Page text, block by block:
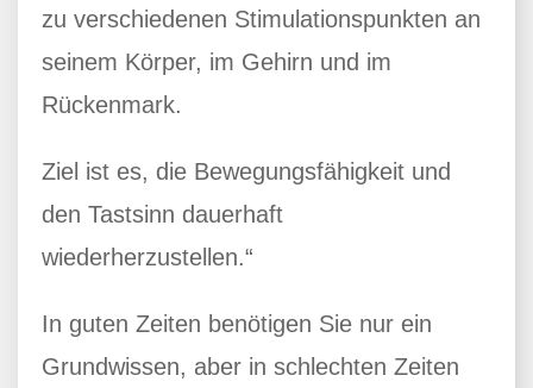
zu verschiedenen Stimulationspunkten an
seinem Körper, im Gehirn und im
Rückenmark.
Ziel ist es, die Bewegungsfähigkeit und
den Tastsinn dauerhaft
wiederherzustellen.“
In guten Zeiten benötigen Sie nur ein
Grundwissen, aber in schlechten Zeiten